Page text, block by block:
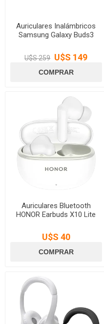
Auriculares Inalámbricos
Samsung Galaxy Buds3
U$S 259 U$S 149
Auriculares Bluetooth
HONOR Earbuds X10 Lite
U$S 40